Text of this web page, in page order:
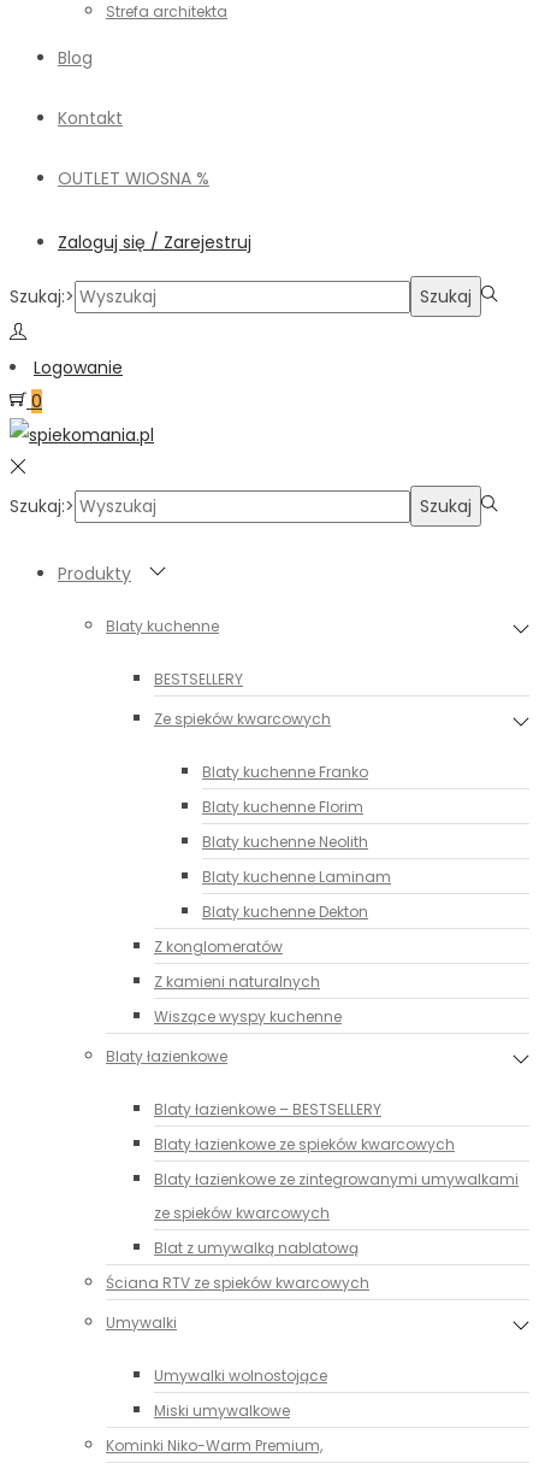
Strefa architekta
Blog
Kontakt
OUTLET WIOSNA %
Zaloguj się / Zarejestruj
Szukaj:> Szukaj
Logowanie
0
Szukaj:> Szukaj
Produkty
Blaty kuchenne
BESTSELLERY
Ze spieków kwarcowych
Blaty kuchenne Franko
Blaty kuchenne Florim
Blaty kuchenne Neolith
Blaty kuchenne Laminam
Blaty kuchenne Dekton
Z konglomeratów
Z kamieni naturalnych
Wiszące wyspy kuchenne
Blaty łazienkowe
Blaty łazienkowe – BESTSELLERY
Blaty łazienkowe ze spieków kwarcowych
Blaty łazienkowe ze zintegrowanymi umywalkami
ze spieków kwarcowych
Blat z umywalką nablatową
Ściana RTV ze spieków kwarcowych
Umywalki
Umywalki wolnostojące
Miski umywalkowe
Kominki Niko-Warm Premium,